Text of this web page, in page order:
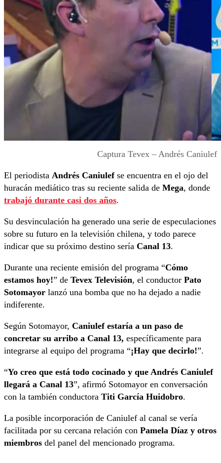
Captura Tevex – Andrés Caniulef
El periodista Andrés Caniulefse encuentra en el ojo del
huracán mediático tras su reciente salida de Mega, donde
trabajó durante casi dos años.
Su desvinculación ha generado una serie de especulaciones
sobre su futuro en la televisión chilena, y todo parece
indicar que su próximo destino sería Canal 13.
Durante una reciente emisión del programa “Cómo
estamos hoy!” de Tevex Televisión, el conductor Pato
Sotomayor lanzó una bomba que no ha dejado a nadie
indiferente.
Según Sotomayor, Caniulef estaría a un paso de
concretar su arribo a Canal 13, específicamente para
integrarse al equipo del programa “¡Hay que decirlo!”.
“Yo creo que está todo cocinado y que Andrés Caniulef
llegará a Canal 13”, afirmó Sotomayor en conversación
con la también conductora Titi García Huidobro.
La posible incorporación de Caniulef al canal se vería
facilitada por su cercana relación con Pamela Díaz y otros
miembros del panel del mencionado programa.